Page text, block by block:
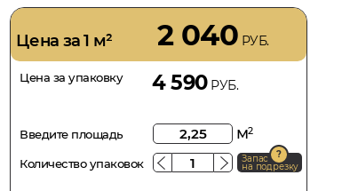
Цена за 1 м² 2 040 РУБ.
Цена за упаковку 4 590РУБ.
Введите площадь м2
Количество упаковок Запас
на подрезку